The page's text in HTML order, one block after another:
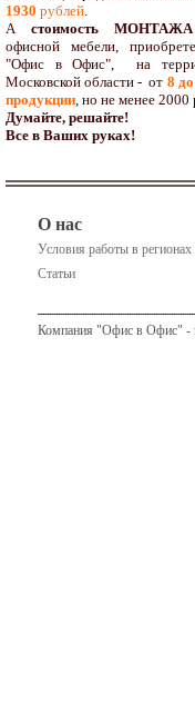
1930 рублей.
А стоимость МОНТАЖА
офисной мебели,
"Офис в Офис", на
Московской области - от 8
продукции, но не менее 2000
Думайте, решайте!
Все в Ваших руках!
О нас
Условия работы в регионах
Статьи
Компания "Офис в Офис" -